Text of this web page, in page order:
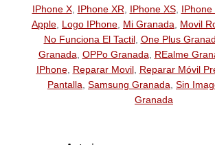
IPhone X, IPhone XR IPhone XS, IPhone
Apple Logo IPhone Mi Granada Movil
No Funciona El Tactil, One Plus
Granada OPPo Granada REalme
IPhone, Reparar Movil, Reparar Móvil
Pantalla Samsung Granada Sin
Granada